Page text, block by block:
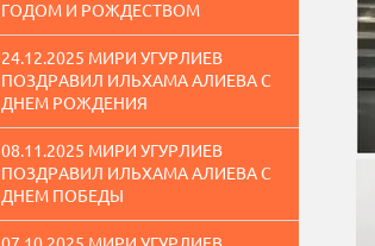
ГОДОМ И РОЖДЕСТВОМ
24.12.2025 МИРИ УГУРЛИЕВ
ПОЗДРАВИЛ ИЛЬХАМА АЛИЕВА С
ДНЕМ РОЖДЕНИЯ
08.11.2025 МИРИ УГУРЛИЕВ
ПОЗДРАВИЛ ИЛЬХАМА АЛИЕВА С
ДНЕМ ПОБЕДЫ